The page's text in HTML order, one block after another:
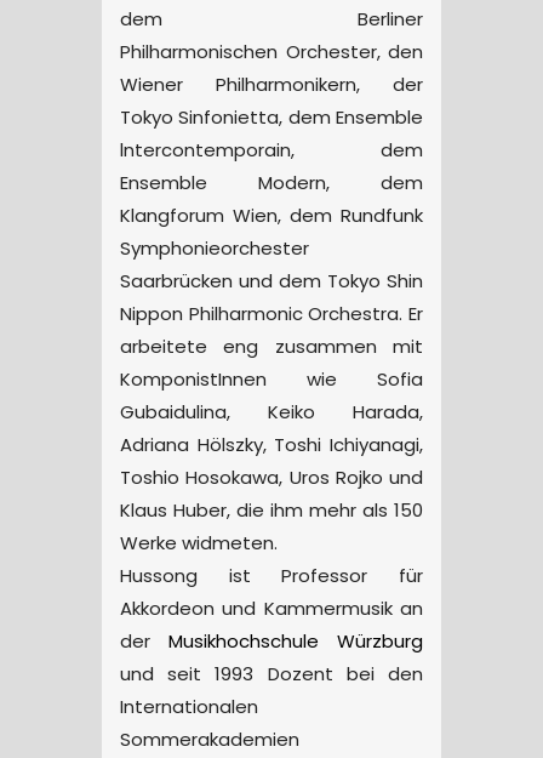
dem Berliner
Philharmonischen Orchester, den
Wiener Philharmonikern, der
Tokyo Sinfonietta, dem Ensemble
lntercontemporain, dem
Ensemble Modern, dem
Klangforum Wien, dem Rundfunk
Symphonieorchester
Saarbrücken und dem Tokyo Shin
Nippon Philharmonic Orchestra. Er
arbeitete eng zusammen mit
KomponistInnen wie Sofia
Gubaidulina, Keiko Harada,
Adriana Hölszky, Toshi Ichiyanagi,
Toshio Hosokawa, Uros Rojko und
Klaus Huber, die ihm mehr als 150
Werke widmeten.
Hussong ist Professor für
Akkordeon und Kammermusik an
der Musikhochschule Würzburg
und seit 1993 Dozent bei den
Internationalen
Sommerakademien